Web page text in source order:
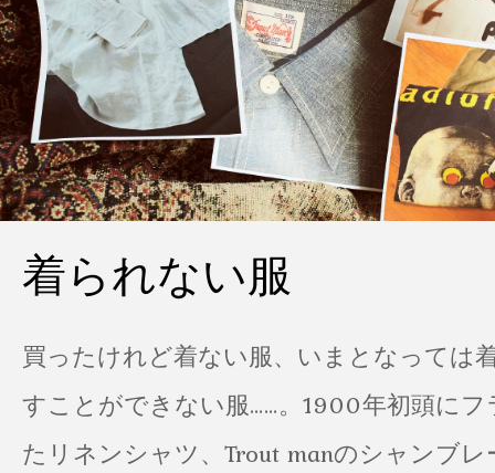
着られない服
買ったけれど着ない服、いまとなっては
すことができない服……。1900年初頭に
たリネンシャツ、Trout manのシャンブ